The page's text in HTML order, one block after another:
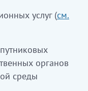
қызмет
услуг (см.
органов
среды